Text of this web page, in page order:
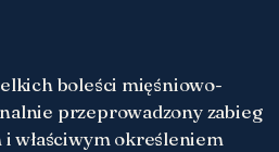
boleści mięśniowo-
przeprowadzony zabieg
właściwym określeniem